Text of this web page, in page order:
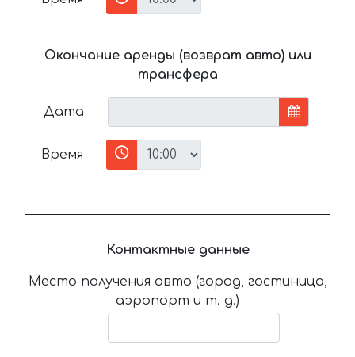
Окончание аренды (возврат авто) или
трансфера
Дата
Время
Контактные данные
Место получения авто (город, гостиница,
аэропорт и т. д.)